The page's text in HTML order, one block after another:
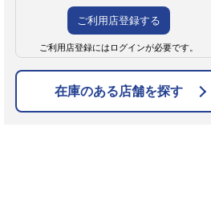
ご利用店登録する
ご利用店登録にはログインが必要です。
在庫のある店舗を探す